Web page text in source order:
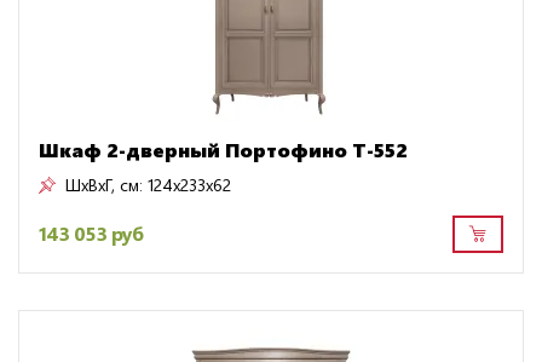
Шкаф 2-дверный Портофино Т-552
ШxВxГ, см: 124x233x62
143 053 руб